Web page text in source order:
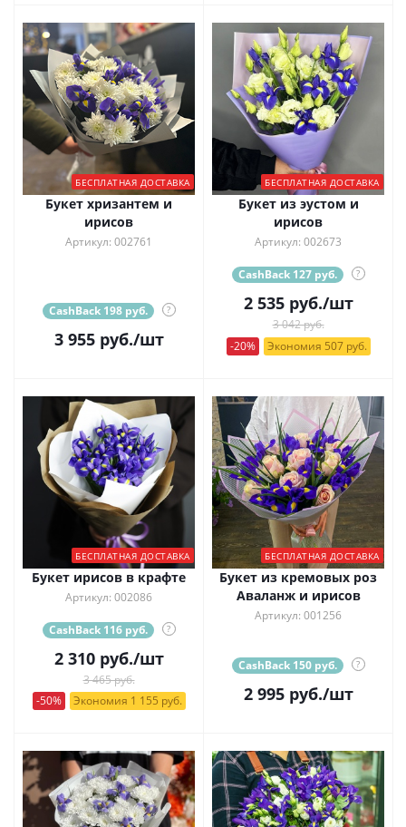
БЕСПЛАТНАЯ ДОСТАВКА
Букет хризантем и
ирисов
Артикул: 002761
CashBack 198 руб. ?
3 955руб./шт
БЕСПЛАТНАЯ ДОСТАВКА
Букет из эустом и
ирисов
Артикул: 002673
CashBack 127 руб. ?
2 535руб./шт
3 042 руб.
-20%
Экономия 507 руб.
БЕСПЛАТНАЯ ДОСТАВКА
Букет ирисов в крафте
Артикул: 002086
CashBack 116 руб. ?
2 310руб./шт
3 465 руб.
-50%
Экономия 1 155 руб.
БЕСПЛАТНАЯ ДОСТАВКА
Букет из кремовых роз
Аваланж и ирисов
Артикул: 001256
CashBack 150 руб. ?
2 995руб./шт